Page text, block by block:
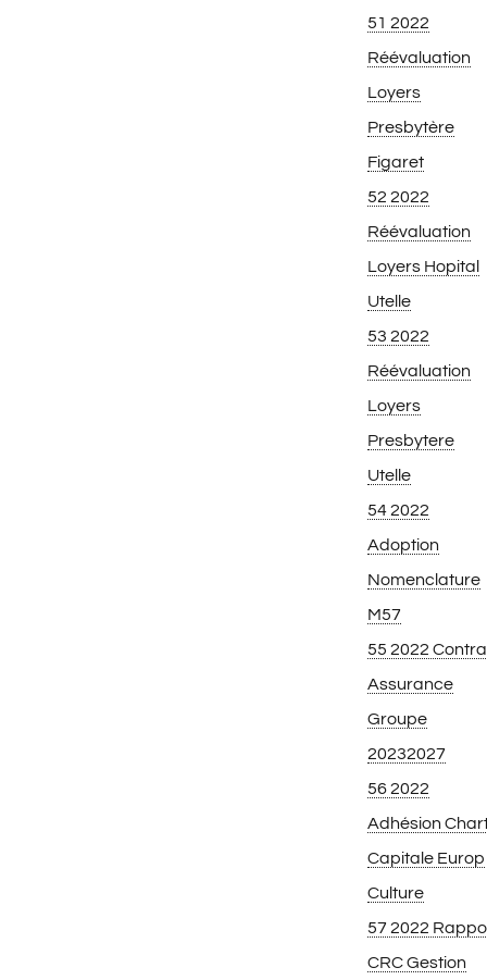
51 2022
Réévaluation
Loyers
Presbytère
Figaret
52 2022
Réévaluation
Loyers Hopital
Utelle
53 2022
Réévaluation
Loyers
Presbytere
Utelle
54 2022
Adoption
Nomenclature
M57
55 2022
Assurance
Groupe
20232027
56 2022
Adhésion
Capitale Europ
Culture
57 2022
CRC Gestion